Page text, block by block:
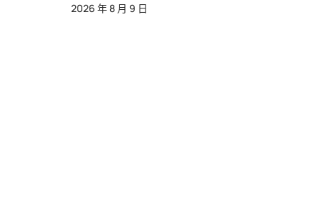
2026 年 8 月 9 日